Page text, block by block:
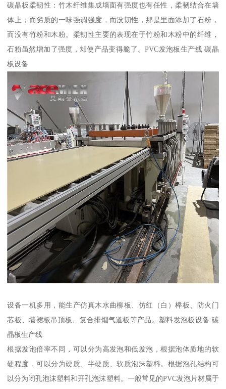
碳晶板柔韧性：竹木纤维集成墙面有强度也有任性，柔韧结合在墙
体上；而劣质的一味强调强度，而没韧性，那是里面添加了石粉，
而没有竹粉和木粉。柔韧性主要的表现在于竹粉和木粉中的纤维，
石粉虽然增加了强度，却使产品变得脆了。PVC发泡板生产线 碳晶
板设备
设备一机多用，能生产仿真木水曲柳板、仿红（白）榉板、防火门
芯板、墙裙板吊顶板、复合排烟气道板等产品。塑料发泡板设备 碳
晶板生产线
根据发泡倍率不同，可以分为高发泡和低发泡，根据泡体质地的软
硬程度，可以分为硬质、半硬质、软质泡沫塑料。根据泡孔结构可
以分为闭孔泡沫塑料和开孔泡沫塑料。一般常见的PVC发泡片材属于